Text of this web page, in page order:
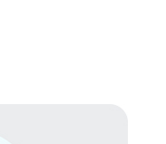
费者体验产生直